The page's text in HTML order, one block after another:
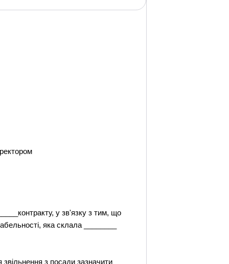
у зв'язку з тим, що
яка склала ________
звільнення з посади зазначити